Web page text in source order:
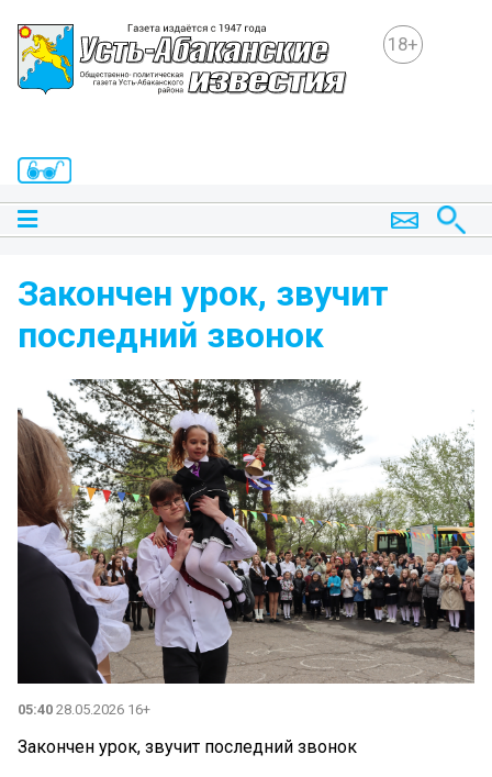
18+
Закончен урок, звучит
последний звонок
05:40 28.05.2026 16+
Закончен урок, звучит последний звонок